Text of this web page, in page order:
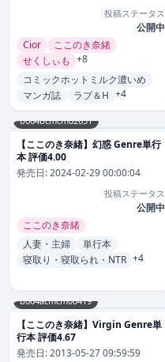
投稿ステータス
公開中
Cior
ここのき奈緒
せくしぃも +8
コミックホットミルク濃いめ
マンガ誌
ラブ＆H +4
b064bcmcm02631
【ここのき奈緒】幻惑 Genre単行
本 評価4.00
発売日:2024-02-29 00:00:04
投稿ステータス
公開中
ここのき奈緒
人妻・主婦
単行本
寝取り・寝取られ・NTR +4
b064acmcm00419
【ここのき奈緒】Virgin Genre単
行本 評価4.67
発売日:2013-05-27 09:59:59